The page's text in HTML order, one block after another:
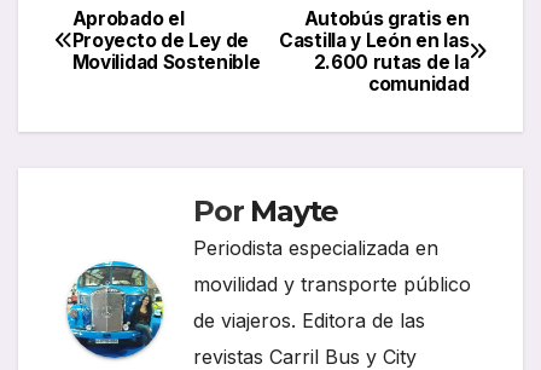
Navegación
de
entradas
Autobús gratis en
Castilla y León en las
2.600 rutas de la
comunidad
Aprobado el
Proyecto de Ley de
Movilidad Sostenible
Por Mayte
Periodista especializada en
movilidad y transporte público
de viajeros. Editora de las
revistas Carril Bus y City